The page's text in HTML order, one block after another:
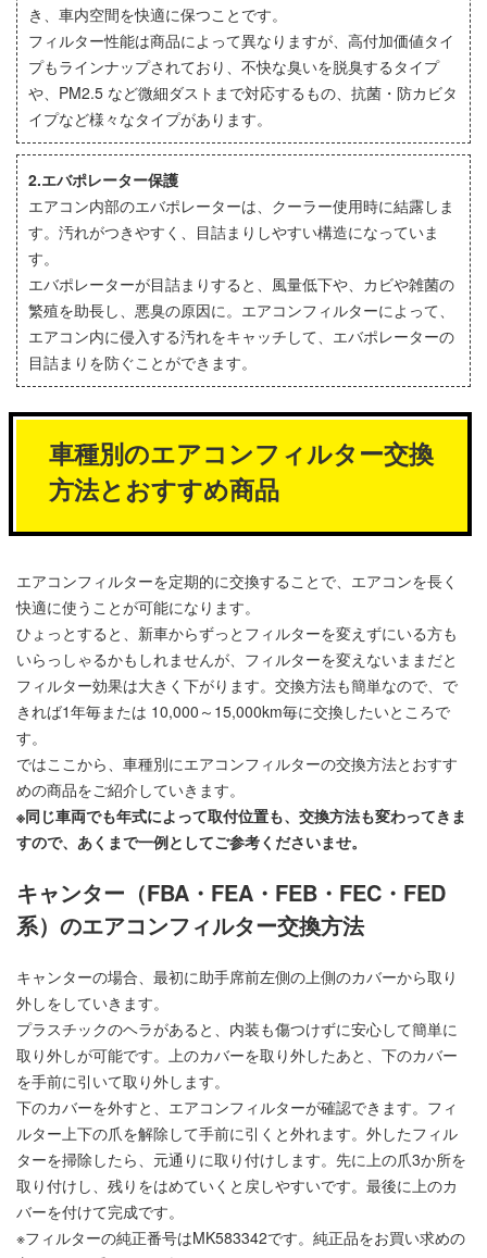
き、車内空間を快適に保つことです。
フィルター性能は商品によって異なりますが、高付加価値タイ
プもラインナップされており、不快な臭いを脱臭するタイプ
や、PM2.5 など微細ダストまで対応するもの、抗菌・防カビタ
イプなど様々なタイプがあります。
2.エバポレーター保護
エアコン内部のエバポレーターは、クーラー使用時に結露しま
す。汚れがつきやすく、目詰まりしやすい構造になっていま
す。
エバポレーターが目詰まりすると、風量低下や、カビや雑菌の
繁殖を助長し、悪臭の原因に。エアコンフィルターによって、
エアコン内に侵入する汚れをキャッチして、エバポレーターの
目詰まりを防ぐことができます。
車種別のエアコンフィルター交換
方法とおすすめ商品
エアコンフィルターを定期的に交換することで、エアコンを長く
快適に使うことが可能になります。
ひょっとすると、新車からずっとフィルターを変えずにいる方も
いらっしゃるかもしれませんが、フィルターを変えないままだと
フィルター効果は大きく下がります。交換方法も簡単なので、で
きれば1年毎または 10,000～15,000km毎に交換したいところで
す。
ではここから、車種別にエアコンフィルターの交換方法とおすす
めの商品をご紹介していきます。
※同じ車両でも年式によって取付位置も、 交換方法も変わってきま
すので、あくまで一例としてご参考くださいませ。
キャンター（FBA・FEA・FEB・FEC・FED
系）のエアコンフィルター交換方法
キャンターの場合、最初に助手席前左側の上側のカバーから取り
外しをしていきます。
プラスチックのヘラがあると、内装も傷つけずに安心して簡単に
取り外しが可能です。上のカバーを取り外したあと、下のカバー
を手前に引いて取り外します。
下のカバーを外すと、エアコンフィルターが確認できます。フィ
ルター上下の爪を解除して手前に引くと外れます。外したフィル
ターを掃除したら、元通りに取り付けします。先に上の爪3か所を
取り付けし、残りをはめていくと戻しやすいです。最後に上のカ
バーを付けて完成です。
※フィルターの純正番号はMK583342です。純正品をお買い求めの